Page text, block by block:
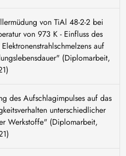
von TiAl 48-2-2 bei
von 973 K - Einfluss des
auf
(Diplomarbeit,
des Aufschlagimpulses auf das
unterschiedlicher
Werkstoffe" (Diplomarbeit,